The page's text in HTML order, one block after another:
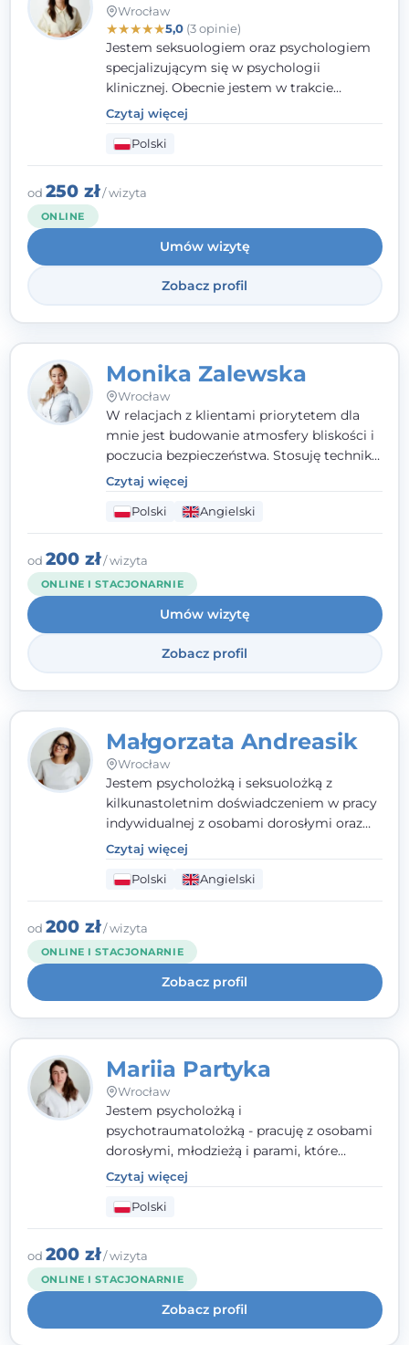
Wrocław
★★★★★5,0(3 opinie)
Jestem seksuologiem oraz psychologiem
specjalizującym się w psychologii
klinicznej. Obecnie jestem w trakcie
szkolenia na psychoterapeutę
systemowego. Posiadam status członka
nadzwyczajnego Wielkopolskiego
Towarzystwa Terapii Systemowej oraz
należę do Polskiego Towarzystwa
pierwszym miejscu stawiam budowanie
atmosfery bezpieczeństwa i zrozumienia w
relacjach z Klientami. Istotna dla nie jest
również koncentracja na dostępnych
zasobach.
Czytaj więcej
Polski
od 250 zł/ wizyta
ONLINE
Umów wizytę
Zobacz profil
Monika Zalewska
Wrocław
W relacjach z klientami priorytetem dla
mnie jest budowanie atmosfery bliskości i
poczucia bezpieczeństwa. Stosuję techniki
poznawczo-behawioralne oraz metody,
które koncentrują się na rozwiązaniach
(TSR). Te polegają na osiąganiu
zamierzonych celów (doprowadzeniu do
rozwiązania trudnych sytuacji) poprzez
identyfikowanie i wzmacnianie zasobów
oraz mocnych stron klienta. W swojej
pracy korzystam także z metod dialogu
motywacyjnego i treningu uważności.
Czytaj więcej
Polski Angielski
od 200 zł/ wizyta
ONLINE I STACJONARNIE
Umów wizytę
Zobacz profil
Małgorzata Andreasik
Wrocław
Jestem psycholożką i seksuolożką z
kilkunastoletnim doświadczeniem w pracy
indywidualnej z osobami dorosłymi oraz
parami. Specjalizuję się w obszarze zdrowia
seksualnego, żałoby, kryzysów życiowych i
wypalenia zawodowego. Pracuję w języku
polskim i angielskim, w podejściu
humanistycznym, opartym na
partnerstwie i podmiotowości klienta.
Czytaj więcej
Polski Angielski
od 200 zł/ wizyta
ONLINE I STACJONARNIE
Zobacz profil
Mariia Partyka
Wrocław
Jestem psycholożką i
psychotraumatolożką - pracuję z osobami
dorosłymi, młodzieżą i parami, które
doświadczają kryzysów psychicznych,
traumy, stanów lękowych i trudności
relacyjnych. W pracy kieruję się
uważnością, empatią i głębokim
szacunkiem dla indywidualnej historii
każdego człowieka. Jestem w trakcie
czteroletniej szkoły psychoterapii
poznawczo-behawioralnej
rekomendowanej przez PTTPB.
Czytaj więcej
Polski
od 200 zł/ wizyta
ONLINE I STACJONARNIE
Zobacz profil